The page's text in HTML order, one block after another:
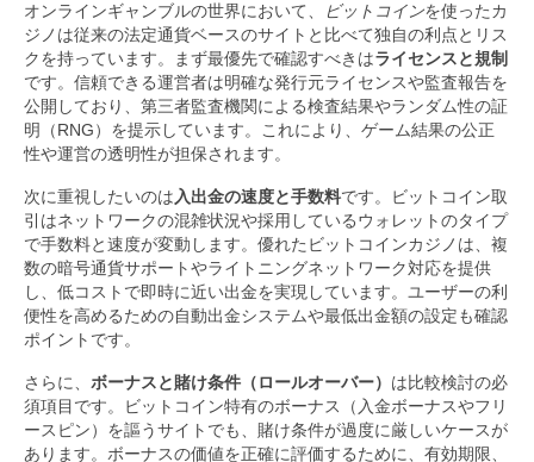
オンラインギャンブルの世界において、 ビットコインを使ったカ
ジノは従来の法定通貨ベースのサイトと比べて独自の利点とリス
クを持っています。まず最優先で確認すべきはライセンスと規制
です。信頼できる運営者は明確な発行元ライセンスや監査報告を
公開しており、第三者監査機関による検査結果やランダム性の証
明（RNG）を提示しています。これにより、ゲーム結果の公正
性や運営の透明性が担保されます。
次に重視したいのは 入出金の速度と手数料です。ビットコイン取
引はネットワークの混雑状況や採用しているウォレットのタイプ
で手数料と速度が変動します。優れたビットコインカジノは、複
数の暗号通貨サポートやライトニングネットワーク対応を提供
し、低コストで即時に近い出金を実現しています。ユーザーの利
便性を高めるための自動出金システムや最低出金額の設定も確認
ポイントです。
さらに、 ボーナスと賭け条件（ロールオーバー） は比較検討の必
須項目です。ビットコイン特有のボーナス（入金ボーナスやフリ
ースピン）を謳うサイトでも、賭け条件が過度に厳しいケースが
あります。ボーナスの価値を正確に評価するために、有効期限、